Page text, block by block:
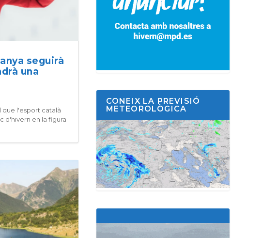
seguirà
una
que l'esport català
d'hivern en la figura
CONEIX LA PREVISIÓ
METEOROLÒGICA